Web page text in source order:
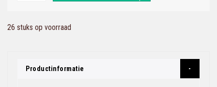
26 stuks op voorraad
Productinformatie